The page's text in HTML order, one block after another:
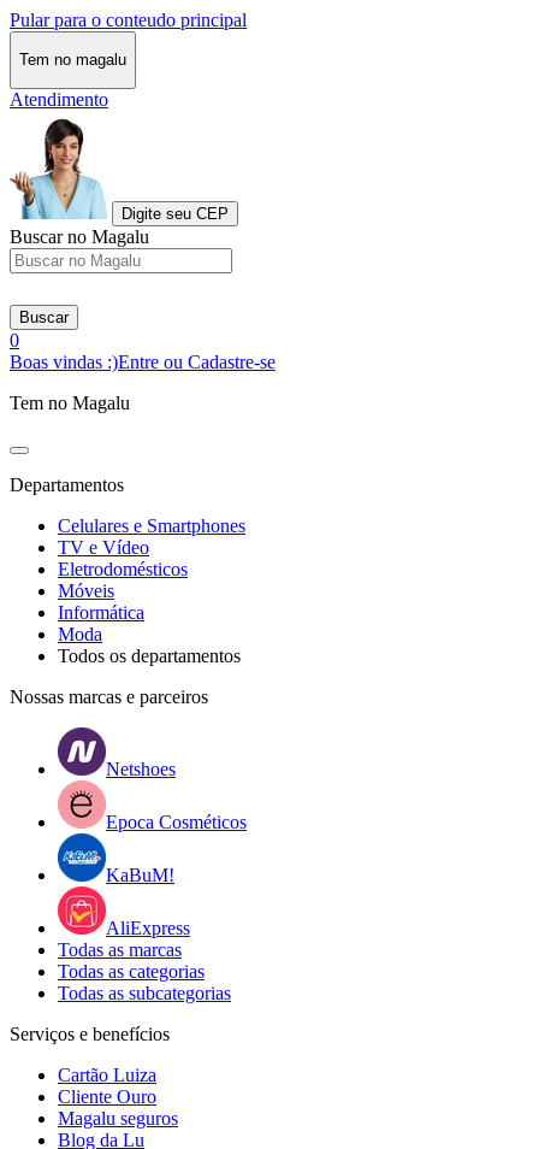
Pular para o conteudo principal
Tem no magalu
Atendimento
Digite seu CEP
Buscar no Magalu
Buscar
0
Boas vindas :)Entre ou Cadastre-se
Tem no Magalu
Departamentos
Celulares e Smartphones
TV e Vídeo
Eletrodomésticos
Móveis
Informática
Moda
Todos os departamentos
Nossas marcas e parceiros
Netshoes
Epoca Cosméticos
KaBuM!
AliExpress
Todas as marcas
Todas as categorias
Todas as subcategorias
Serviços e benefícios
Cartão Luiza
Cliente Ouro
Magalu seguros
Blog da Lu